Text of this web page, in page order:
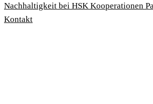
Nachhaltigkeit bei HSK Kooperationen
Kontakt